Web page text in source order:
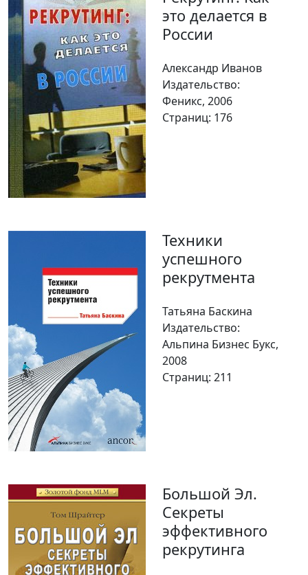
это делается в
России
Александр Иванов
Издательство:
Феникс, 2006
Страниц: 176
Техники
успешного
рекрутмента
Татьяна Баскина
Издательство:
Альпина Бизнес Букс,
2008
Страниц: 211
Большой Эл.
Секреты
эффективного
рекрутинга